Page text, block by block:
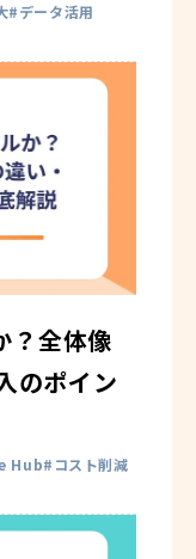
データ活用
？全体像
のポイン
Hub
コスト削減